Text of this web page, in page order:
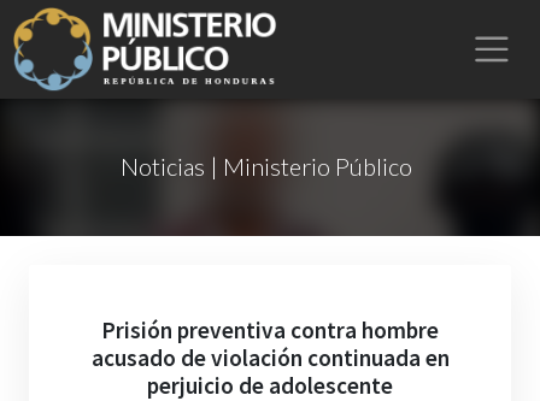
Noticias | Ministerio Público
Prisión preventiva contra hombre
acusado de violación continuada en
perjuicio de adolescente